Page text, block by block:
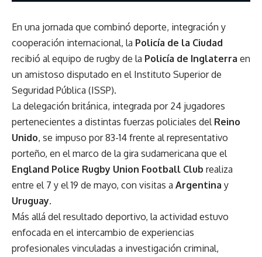
En una jornada que combinó deporte, integración y
cooperación internacional, la Policía de la Ciudad
recibió al equipo de rugby de la Policía de Inglaterra en
un amistoso disputado en el Instituto Superior de
Seguridad Pública (ISSP).
La delegación británica, integrada por 24 jugadores
pertenecientes a distintas fuerzas policiales del Reino
Unido, se impuso por 83-14 frente al representativo
porteño, en el marco de la gira sudamericana que el
England Police Rugby Union Football Club realiza
entre el 7 y el 19 de mayo, con visitas a Argentina y
Uruguay.
Más allá del resultado deportivo, la actividad estuvo
enfocada en el intercambio de experiencias
profesionales vinculadas a investigación criminal,